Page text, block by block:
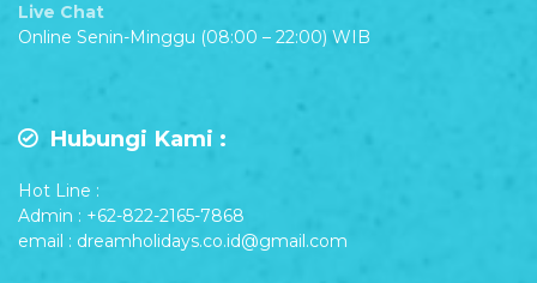
Live Chat
Online Senin-Minggu (08:00 – 22:00) WIB
Hubungi Kami :
Hot Line :
Admin : +62-822-2165-7868
email : dreamholidays.co.id@gmail.com